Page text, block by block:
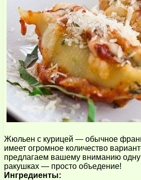
Жюльен с курицей — обычное
имеет огромное количество
предлагаем вашему вниманию
ракушках — просто объедение!
Ингредиенты: